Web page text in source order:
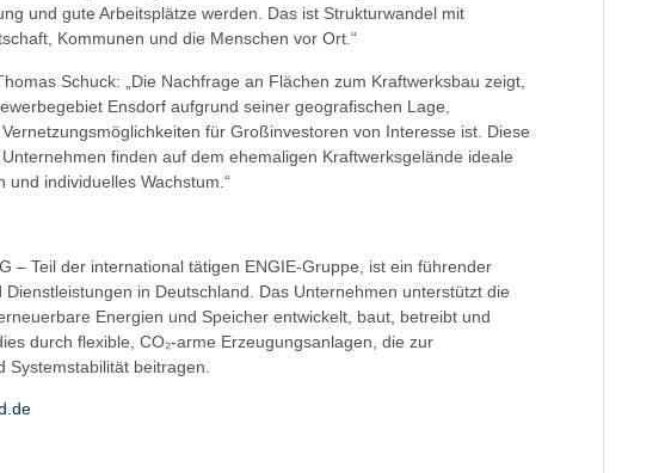
und gute Arbeitsplätze werden. Das ist Strukturwandel mit
Kommunen und die Menschen vor Ort.“
Schuck: „Die Nachfrage an Flächen zum Kraftwerksbau zeigt,
Ensdorf aufgrund seiner geografischen Lage,
für Großinvestoren von Interesse ist. Diese
finden auf dem ehemaligen Kraftwerksgelände ideale
und individuelles Wachstum.“
– Teil der international tätigen ENGIE-Gruppe, ist ein führender
in Deutschland. Das Unternehmen unterstützt die
Energien und Speicher entwickelt, baut, betreibt und
durch flexible, CO₂-arme Erzeugungsanlagen, die zur
Systemstabilität beitragen.